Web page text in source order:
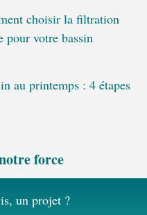
choisir la filtration
pour votre bassin
au printemps : 4 étapes
force
un projet ?